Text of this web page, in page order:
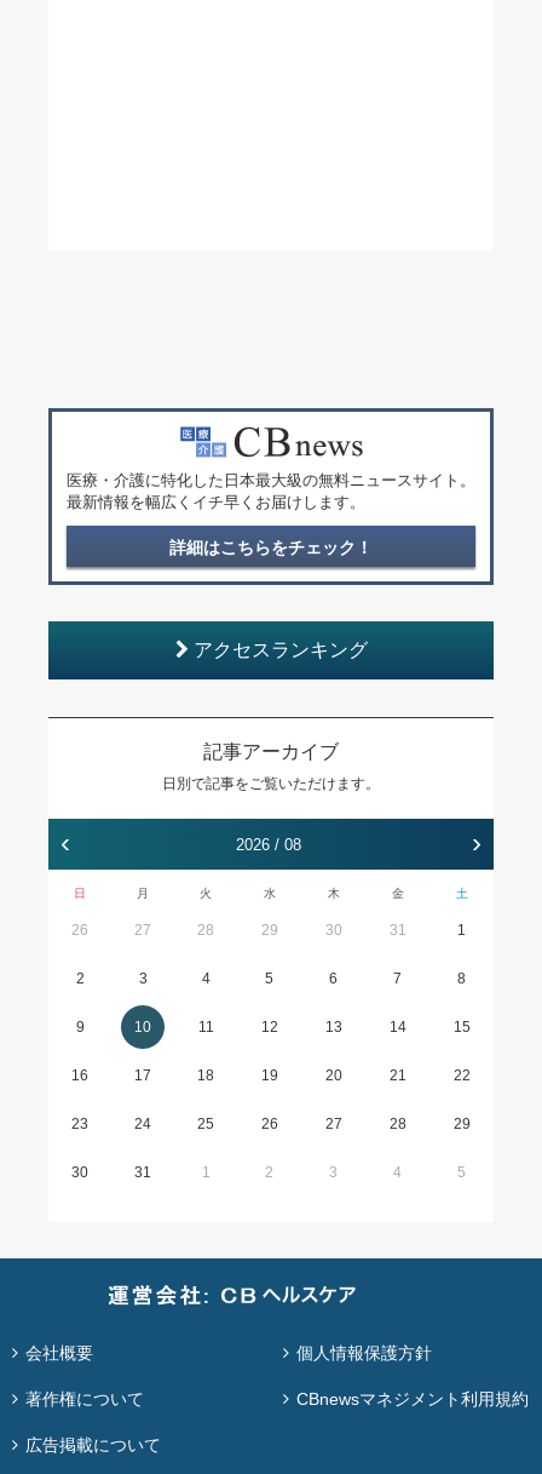
医療・介護に特化した日本最大級の無料ニュースサイト。
最新情報を幅広くイチ早くお届けします。
詳細はこちらをチェック！
アクセスランキング
記事アーカイブ
日別で記事をご覧いただけます。
‹ 2026 / 08 ›
日 月 火 水 木 金 土
26 27 28 29 30 31 1
2 3 4 5 6 7 8
9 10 11 12 13 14 15
16 17 18 19 20 21 22
23 24 25 26 27 28 29
30 31 1 2 3 4 5
会社概要 個人情報保護方針
著作権について CBnewsマネジメント利用規約
広告掲載について